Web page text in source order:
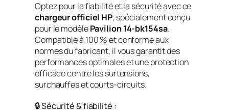
Optez pour la fiabilité et la sécurité avec ce
chargeur officiel HP, spécialement conçu
pour le modèlePavilion 14-bk154sa.
Compatible à 100 % et conforme aux
normes du fabricant, il vous garantit des
performances optimales et une protection
efficace contre les surtensions,
surchauffes et courts-circuits.
🔒 Sécurité & fiabilité :